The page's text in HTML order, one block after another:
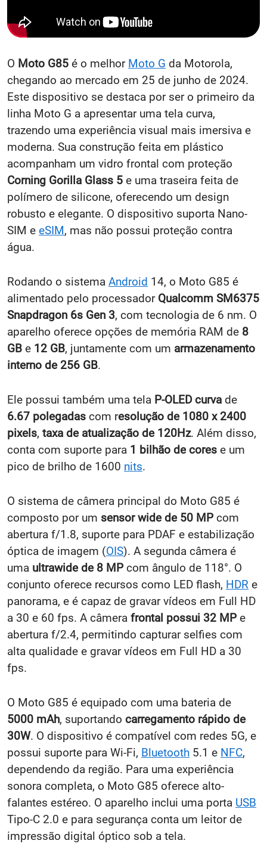
O Moto G85 é o melhor Moto G da Motorola,
chegando ao mercado em 25 de junho de 2024.
Este dispositivo se destaca por ser o primeiro da
linha Moto G a apresentar uma tela curva,
trazendo uma experiência visual mais imersiva e
moderna. Sua construção feita em plástico
acompanham um vidro frontal com proteção
Corning Gorilla Glass 5 e uma traseira feita de
polímero de silicone, oferecendo um design
robusto e elegante. O dispositivo suporta Nano-
SIM e eSIM, mas não possui proteção contra
água.
Rodando o sistema Android 14, o Moto G85 é
alimentado pelo processador Qualcomm SM6375
Snapdragon 6s Gen 3, com tecnologia de 6 nm. O
aparelho oferece opções de memória RAM de 8
GB e 12 GB, juntamente com um armazenamento
interno de 256 GB.
Ele possui também uma tela P-OLED curva de
6.67 polegadas com resolução de 1080 x 2400
pixels, taxa de atualização de 120Hz. Além disso,
conta com suporte para 1 bilhão de cores e um
pico de brilho de 1600 nits.
O sistema de câmera principal do Moto G85 é
composto por um sensor wide de 50 MP com
abertura f/1.8, suporte para PDAF e estabilização
óptica de imagem (OIS). A segunda câmera é
uma ultrawide de 8 MP com ângulo de 118°. O
conjunto oferece recursos como LED flash, HDR e
panorama, e é capaz de gravar vídeos em Full HD
a 30 e 60 fps. A câmera frontal possui 32 MP e
abertura f/2.4, permitindo capturar selfies com
alta qualidade e gravar vídeos em Full HD a 30
fps.
O Moto G85 é equipado com uma bateria de
5000 mAh, suportando carregamento rápido de
30W. O dispositivo é compatível com redes 5G, e
possui suporte para Wi-Fi, Bluetooth 5.1 e NFC,
dependendo da região. Para uma experiência
sonora completa, o Moto G85 oferece alto-
falantes estéreo. O aparelho inclui uma porta USB
Tipo-C 2.0 e para segurança conta um leitor de
impressão digital óptico sob a tela.